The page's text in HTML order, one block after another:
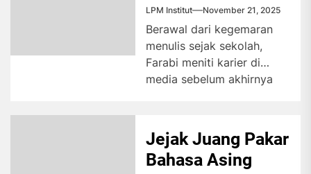
LPM Institut November 21, 2025
Berawal dari kegemaran
menulis sejak sekolah,
Farabi meniti karier di
media sebelum akhirnya
Kini,...
Jejak Juang Pakar
Bahasa Asing